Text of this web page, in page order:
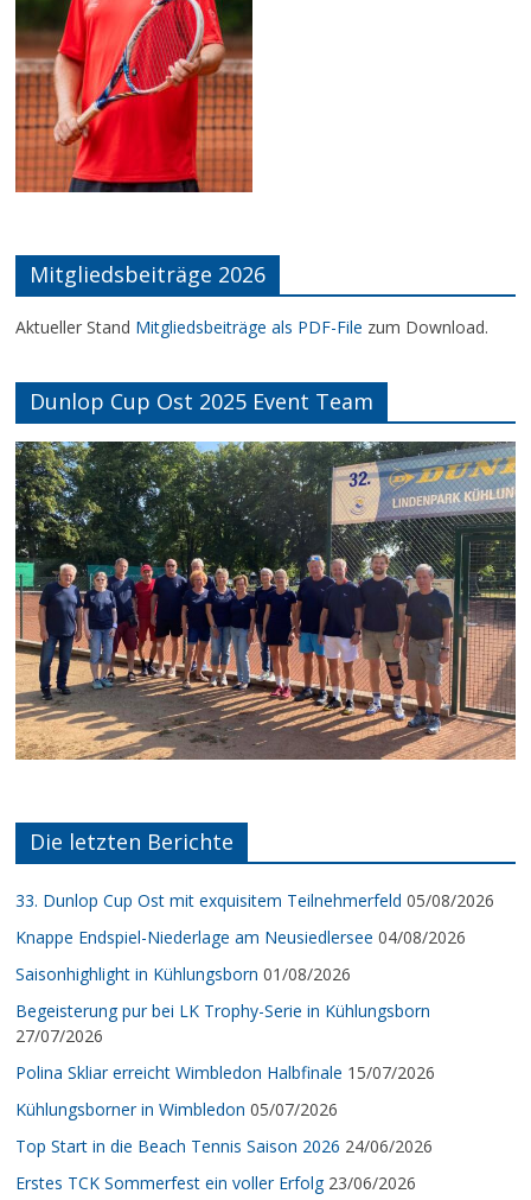
Mitgliedsbeiträge 2026
Aktueller Stand Mitgliedsbeiträge als PDF-File zum Download.
Dunlop Cup Ost 2025 Event Team
Die letzten Berichte
33. Dunlop Cup Ost mit exquisitem Teilnehmerfeld 05/08/2026
Knappe Endspiel-Niederlage am Neusiedlersee 04/08/2026
Saisonhighlight in Kühlungsborn 01/08/2026
Begeisterung pur bei LK Trophy-Serie in Kühlungsborn
27/07/2026
Polina Skliar erreicht Wimbledon Halbfinale 15/07/2026
Kühlungsborner in Wimbledon 05/07/2026
Top Start in die Beach Tennis Saison 2026 24/06/2026
Erstes TCK Sommerfest ein voller Erfolg 23/06/2026